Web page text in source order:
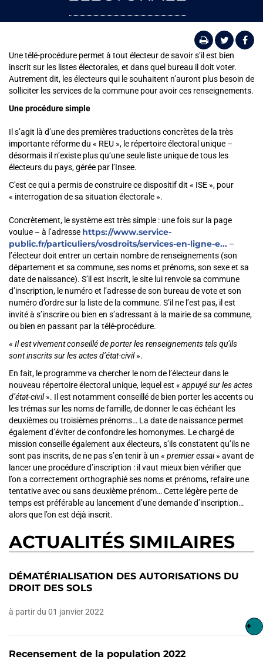
Une télé-procédure permet à tout électeur de savoir s’il est bien
inscrit sur les listes électorales, et dans quel bureau il doit voter.
Autrement dit, les électeurs qui le souhaitent n’auront plus besoin de
solliciter les services de la commune pour avoir ces renseignements.
Une procédure simple
Il s’agit là d’une des premières traductions concrètes de la très
importante réforme du « REU », le répertoire électoral unique –
désormais il n’existe plus qu’une seule liste unique de tous les
électeurs du pays, gérée par l’Insee.
C'est ce qui a permis de construire ce dispositif dit « ISE », pour
« interrogation de sa situation électorale ».
Concrètement, le système est très simple : une fois sur la page
voulue – à l’adresse https://www.service-
public.fr/particuliers/vosdroits/services-en-ligne-e... –
l’électeur doit entrer un certain nombre de renseignements (son
département et sa commune, ses noms et prénoms, son sexe et sa
date de naissance). S’il est inscrit, le site lui renvoie sa commune
d’inscription, le numéro et l’adresse de son bureau de vote et son
numéro d’ordre sur la liste de la commune. S’il ne l’est pas, il est
invité à s’inscrire ou bien en s’adressant à la mairie de sa commune,
ou bien en passant par la télé-procédure.
« Il est vivement conseillé de porter les renseignements tels qu’ils
sont inscrits sur les actes d’état-civil».
En fait, le programme va chercher le nom de l’électeur dans le
nouveau répertoire électoral unique, lequel est « appuyé sur les actes
d’état-civil». Il est notamment conseillé de bien porter les accents ou
les trémas sur les noms de famille, de donner le cas échéant les
deuxièmes ou troisièmes prénoms… La date de naissance permet
également d’éviter de confondre les homonymes. Le chargé de
mission conseille également aux électeurs, s’ils constatent qu’ils ne
sont pas inscrits, de ne pas s’en tenir à un « premier essai» avant de
lancer une procédure d’inscription : il vaut mieux bien vérifier que
l’on a correctement orthographié ses noms et prénoms, refaire une
tentative avec ou sans deuxième prénom… Cette légère perte de
temps est préférable au lancement d’une demande d’inscription…
alors que l’on est déjà inscrit.
ACTUALITÉS SIMILAIRES
DÉMATÉRIALISATION DES AUTORISATIONS DU
DROIT DES SOLS
à partir du 01 janvier 2022
+
Recensement de la population 2022